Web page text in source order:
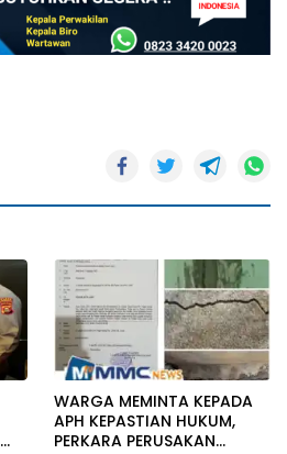
WARGA MEMINTA KEPADA
APH KEPASTIAN HUKUM,
PERKARA PERUSAKAN